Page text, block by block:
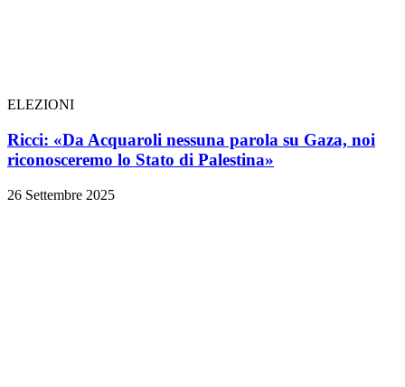
ELEZIONI
Ricci: «Da Acquaroli nessuna parola su Gaza, noi
riconosceremo lo Stato di Palestina»
26 Settembre 2025